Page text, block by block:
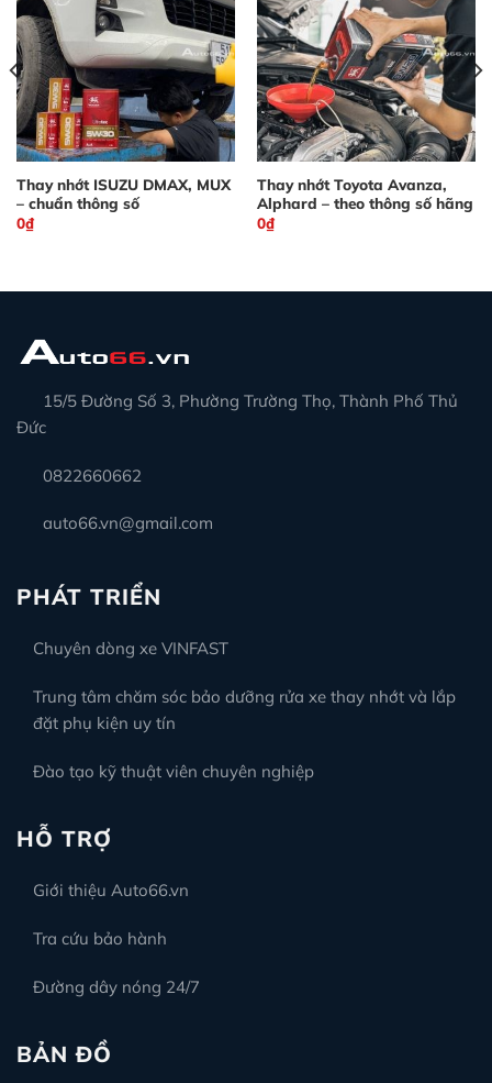
Thay nhớt ISUZU DMAX, MUX
– chuẩn thông số
0₫
Thay nhớt Toyota Avanza,
Alphard – theo thông số hãng
0₫
15/5 Đường Số 3, Phường Trường Thọ, Thành Phố Thủ
Đức
0822660662
auto66.vn@gmail.com
PHÁT TRIỂN
Chuyên dòng xe VINFAST
Trung tâm chăm sóc bảo dưỡng rửa xe thay nhớt và lắp
đặt phụ kiện uy tín
Đào tạo kỹ thuật viên chuyên nghiệp
HỖ TRỢ
Giới thiệu Auto66.vn
Tra cứu bảo hành
Đường dây nóng 24/7
BẢN ĐỒ